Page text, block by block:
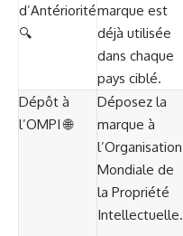
d’Antériorité
🔍
marque est
déjà utilisée
dans chaque
pays ciblé.
Dépôt à
l’OMPI 🌐
Déposez la
marque à
l’Organisation
Mondiale de
la Propriété
Intellectuelle.